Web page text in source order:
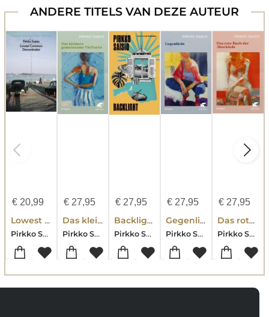
ANDERE TITELS VAN DEZE AUTEUR
€20,99
Lowest Common Denominator
Pirkko Saisio
€27,95
Das kleinste gemeinsame Vielfache
Pirkko Saisio
€ 27,95
Backlight
Pirkko Saisio
€ 27,95
Gegenlicht
Pirkko Saisio
€ 27,95
Das rote Buch der Abschiede
Pirkko Saisio